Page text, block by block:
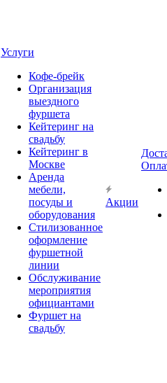
Услуги
Кофе-брейк
Организация
выездного
фуршета
Кейтеринг на
свадьбу
Кейтеринг в
Москве
Аренда
мебели,
посуды и
оборудования
Стилизованное
оформление
фуршетной
линии
Обслуживание
мероприятия
официантами
Фуршет на
свадьбу
Акции